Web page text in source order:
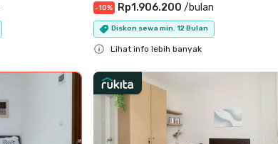
-10% Rp1.906.200 /bulan
Diskon sewa min. 12 Bulan
Lihat info lebih banyak